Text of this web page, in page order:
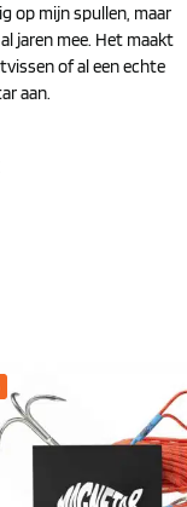
op mijn spullen, maar
jaren mee. Het maakt
of al een echte
aan.